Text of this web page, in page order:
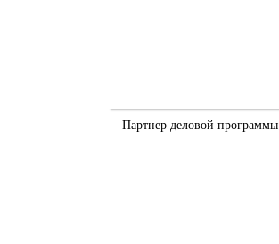
Партнер деловой программы